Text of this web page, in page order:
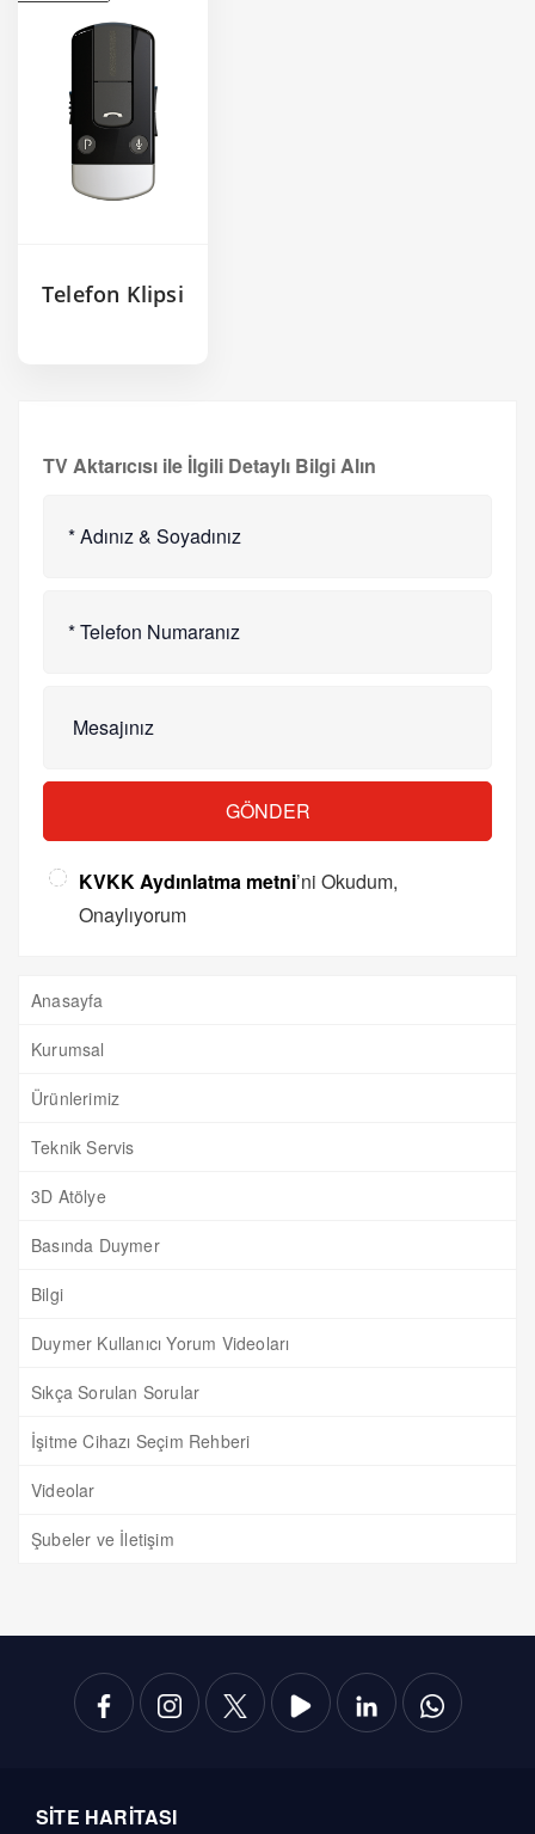
Telefon Klipsi
TV Aktarıcısı ile İlgili Detaylı Bilgi Alın
GÖNDER
KVKK Aydınlatma metni’ni Okudum,
Onaylıyorum
Anasayfa
Kurumsal
Ürünlerimiz
Teknik Servis
3D Atölye
Basında Duymer
Bilgi
Duymer Kullanıcı Yorum Videoları
Sıkça Sorulan Sorular
İşitme Cihazı Seçim Rehberi
Videolar
Şubeler ve İletişim
SİTE HARİTASI